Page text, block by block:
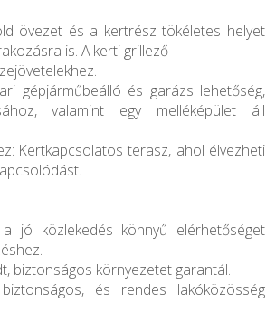
övezet és a kertrész tökéletes helyet
is. A kerti grillező
gépjárműbeálló és garázs lehetőség,
valamint egy melléképület áll
Kertkapcsolatos terasz, ahol élvezheti
jó közlekedés könnyű elérhetőséget
biztonságos környezetet garantál.
és rendes lakóközösség